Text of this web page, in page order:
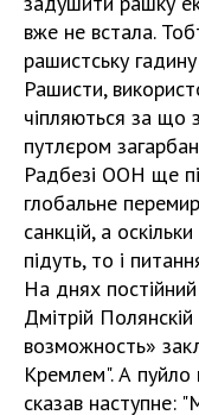
вже не встала.
рашистську
Рашисти,
чіпляються за що
путлєром
Радбезі ООН ще
глобальне
санкцій, а
підуть, то і
На днях
Дмітрій
возможность»
Кремлем". А пуйло
сказав наступне: